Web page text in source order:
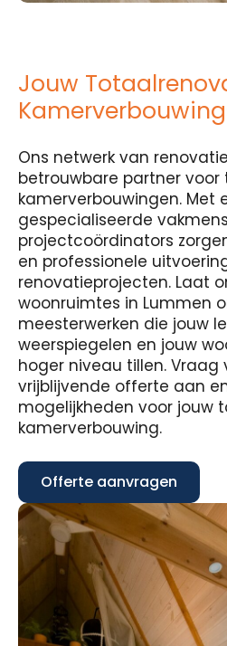
Jouw
Ons netwerk van
betrouwbare partner
kamerverbouwingen. Met
gespecialiseerde
projectcoördinators
en professionele
renovatieprojecten. Laat
woonruimtes in Lummen
meesterwerken die jouw
weerspiegelen en jouw
hoger niveau tillen.
vrijblijvende offerte aan
mogelijkheden voor jouw
kamerverbouwing.
Offerte aanvragen